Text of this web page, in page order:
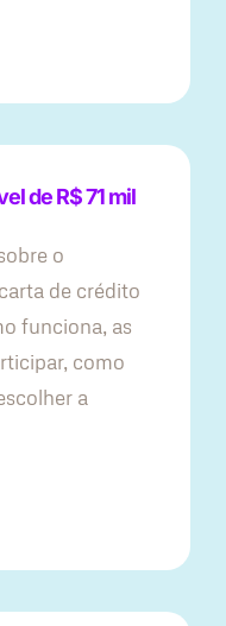
de R$ 71 mil
o
de crédito
funciona, as
como
a